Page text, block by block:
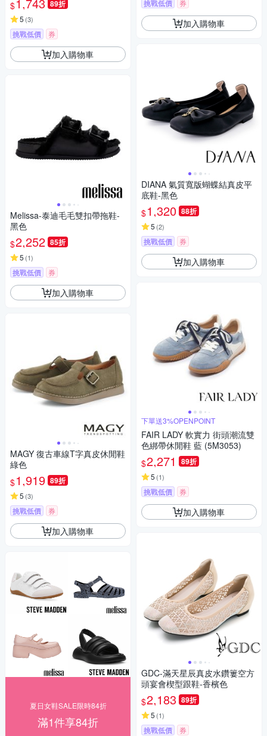
$1,743 89折
5 (3)
挑戰低價 券
加入購物車
Melissa-泰迪毛毛雙扣帶拖鞋-
黑色
$2,252 85折
5 (1)
挑戰低價 券
加入購物車
MAGY 復古車線T字真皮休閒鞋
綠色
$1,919 89折
5 (3)
挑戰低價 券
加入購物車
夏日女鞋SALE限時84折
滿1件享84折
挑戰低價 券
加入購物車
DIANA 氣質寬版蝴蝶結真皮平
底鞋-黑色
$1,320 88折
5 (2)
挑戰低價 券
加入購物車
下單送3%OPENPOINT
FAIR LADY 軟實力 街頭潮流雙
色綁帶休閒鞋 藍 (5M3053)
$2,271 89折
5 (1)
挑戰低價 券
加入購物車
GDC-滿天星辰真皮水鑽簍空方
頭宴會楔型跟鞋-香檳色
$2,183 89折
5 (1)
挑戰低價 券